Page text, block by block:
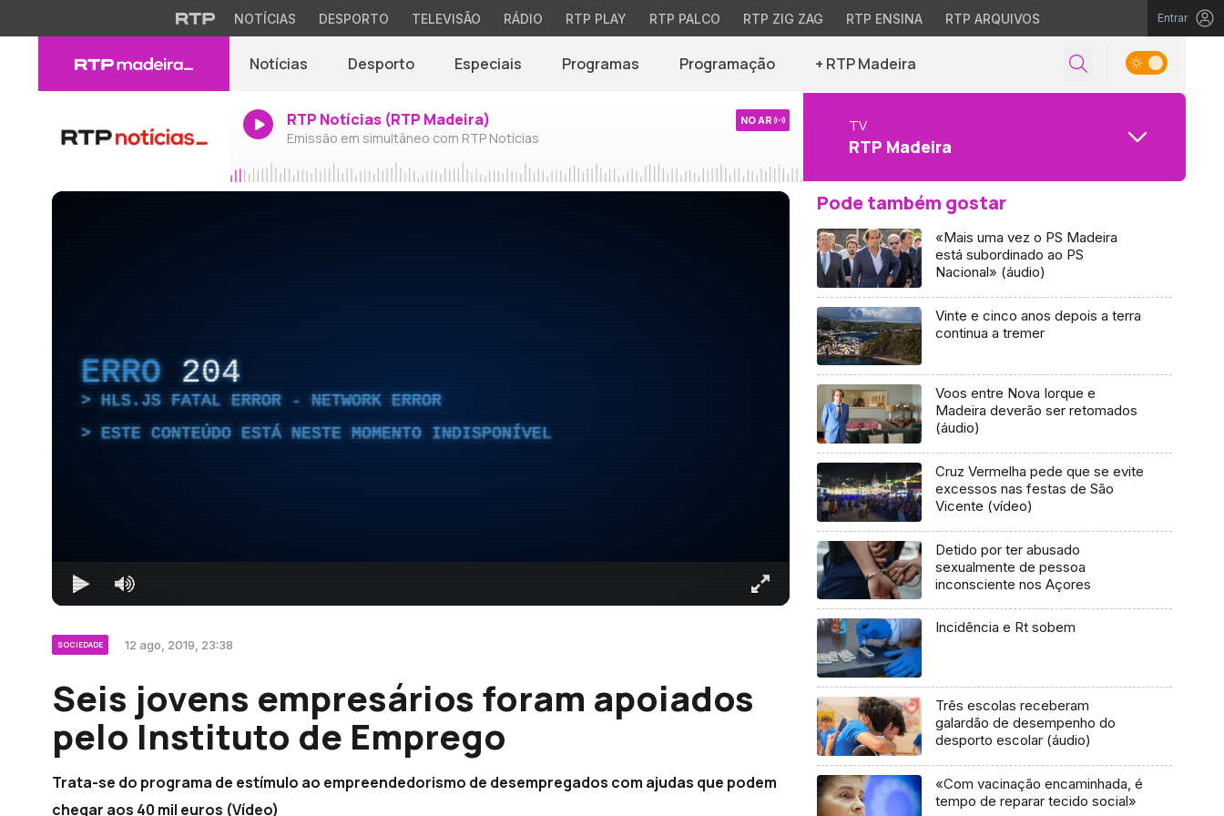
NOTÍCIAS DESPORTO TELEVISÃO RÁDIO RTP PLAY RTP PALCO RTP ZIG ZAG RTP ENSINA RTP ARQUIVOS Entrar
Notícias Desporto Especiais Programas Programação + RTP Madeira
RTP Notícias (RTP Madeira)
Emissão em simultâneo com RTP Notícias
NO AR TV
RTP Madeira
ERRO 204
HLS.JS FATAL ERROR - NETWORK ERROR
ESTE CONTEÚDO ESTÁ NESTE MOMENTO INDISPONÍVEL
SOCIEDADE 12 ago, 2019, 23:38
Seis jovens empresários foram apoiados
pelo Instituto de Emprego
Trata-se do programa de estímulo ao empreendedorismo de desempregados com ajudas que podem
chegar aos 40 mil euros (Vídeo)
Pode também gostar
«Mais uma vez o PS Madeira
está subordinado ao PS
Nacional» (áudio)
Vinte e cinco anos depois a terra
continua a tremer
Voos entre Nova Iorque e
Madeira deverão ser retomados
(áudio)
Cruz Vermelha pede que se evite
excessos nas festas de São
Vicente (vídeo)
Detido por ter abusado
sexualmente de pessoa
inconsciente nos Açores
Incidência e Rt sobem
Três escolas receberam
galardão de desempenho do
desporto escolar (áudio)
«Com vacinação encaminhada, é
tempo de reparar tecido social»